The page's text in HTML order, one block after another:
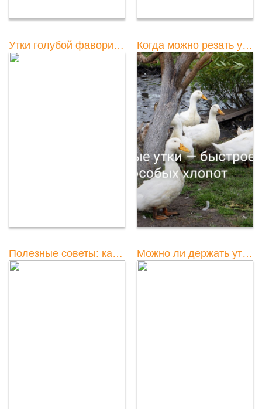
Утки голубой фаворит: когда они начинают нестись? Когда можно резать уток мулардовых?
Полезные советы: как ощипать утку быстро и без проблем Можно ли держать уток и гусей вместе в одном загоне?